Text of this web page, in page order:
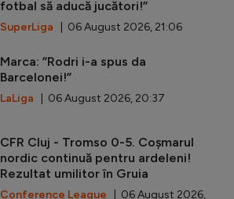
fotbal să aducă jucători!”
SuperLiga | 06 August 2026, 21:06
Marca: ”Rodri i-a spus da
Barcelonei!”
LaLiga | 06 August 2026, 20:37
CFR Cluj - Tromso 0-5. Coșmarul
nordic continuă pentru ardeleni!
Rezultat umilitor în Gruia
Conference League | 06 August 2026,